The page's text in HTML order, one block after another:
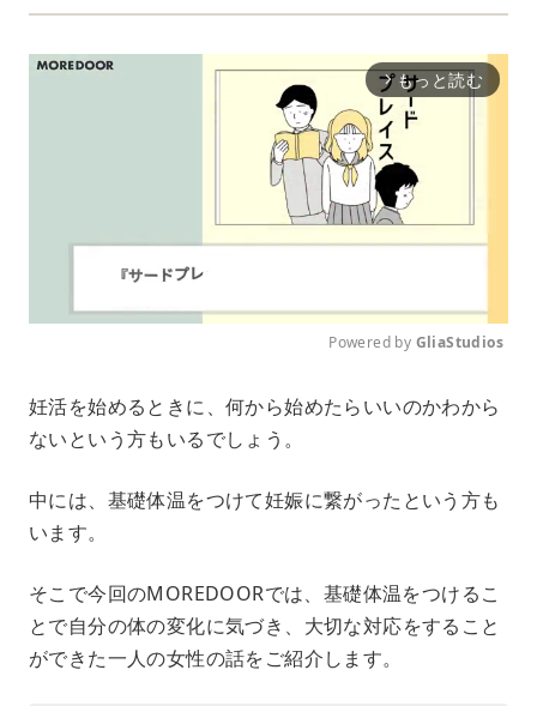
arrow_forward_ios もっと読む
u
Powered by GliaStudios
妊活を始めるときに、何から始めたらいいのかわから
ないという方もいるでしょう。
中には、基礎体温をつけて妊娠に繋がったという方も
います。
そこで今回のMOREDOORでは、基礎体温をつけるこ
とで自分の体の変化に気づき、大切な対応をすること
ができた一人の女性の話をご紹介します。